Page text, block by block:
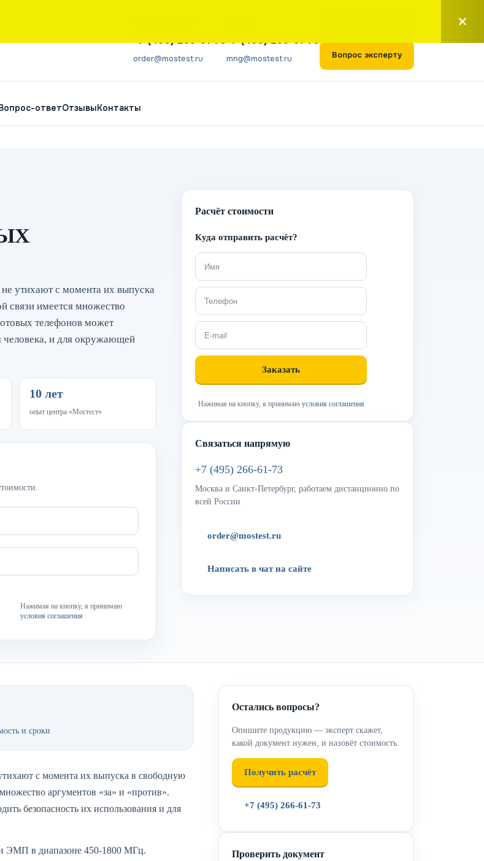
+7 (495) 266-61-73
order@mostest.ru
+7 (495) 266-61-73
mng@mostest.ru Вопрос эксперту
ответОтзывыКонтакты
утихают с момента их выпуска
связи имеется множество
телефонов может
человека, и для окружающей
10 лет
опыт центра «Мостест»
Нажимая на кнопку, я принимаю
условия соглашения
Расчёт стоимости
Куда отправить расчёт?
Нажимая на кнопку, я принимаю условия соглашения
Связаться напрямую
+7 (495) 266-61-73
Москва и Санкт-Петербург, работаем дистанционно по
всей России
order@mostest.ru
Написать в чат на сайте
и сроки
с момента их выпуска в свободную
аргументов «за» и «против».
безопасность их использования и для
ЭМП в диапазоне 450-1800 МГц.
Остались вопросы?
Опишите продукцию — эксперт скажет,
какой документ нужен, и назовёт стоимость.
Получить расчёт
+7 (495) 266-61-73
Проверить документ